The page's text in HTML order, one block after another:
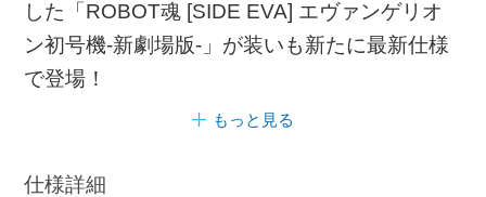
した「ROBOT魂 [SIDE EVA] エヴァンゲリオ
ン初号機-新劇場版-」が装いも新たに最新仕様
で登場！
もっと見る
仕様詳細